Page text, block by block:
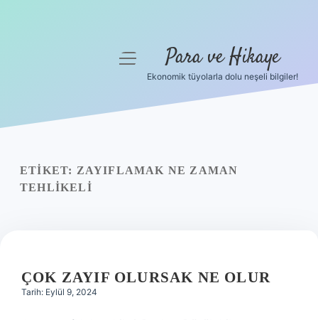
Yasal Uyarı
menüyü
Para ve Hikaye
Ekonomik tüyolarla dolu neşeli bilgiler!
ETIKET: ZAYIFLAMAK NE ZAMAN
TEHLIKELI
ÇOK ZAYIF OLURSAK NE OLUR
Tarih: Eylül 9, 2024